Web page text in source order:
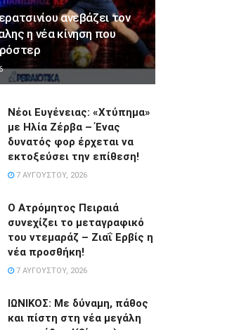
ανεβάζει τον
η νέα κίνηση που
Νέοι Ευγένειας: «Χτύπημα»
με Ηλία Ζέρβα – Ένας
δυνατός φορ έρχεται να
εκτοξεύσει την επίθεση!
7 ΑΥΓΟΎΣΤΟΥ, 2026
Ο Ατρόμητος Πειραιά
συνεχίζει το μεταγραφικό
του ντεμαράζ – Ζιαΐ Ερβίς η
νέα προσθήκη!
7 ΑΥΓΟΎΣΤΟΥ, 2026
ΙΩΝΙΚΟΣ: Με δύναμη, πάθος
και πίστη στη νέα μεγάλη